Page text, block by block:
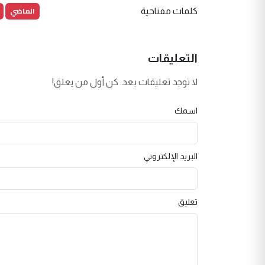
كلمات مفتاحية الماضي
التعليقات
لا توجد تعليقات بعد. كن أول من يعلق!
اسمك
البريد الإلكتروني
تعليق